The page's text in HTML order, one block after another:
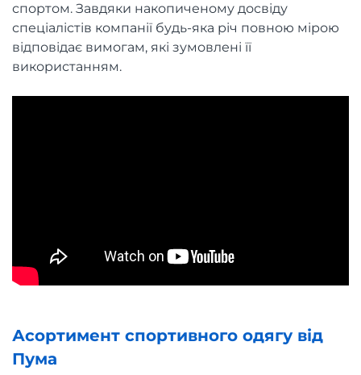
спортом. Завдяки накопиченому досвіду
спеціалістів компанії будь-яка річ повною мірою
відповідає вимогам, які зумовлені її
використанням.
Асортимент спортивного одягу від
Пума